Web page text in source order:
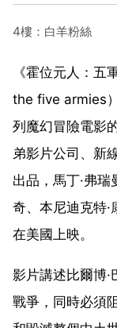
4樓：白羊粉絲
《霍位元人：
the five armies
列魔幻冒險電影
弟影片公司、新
出品，馬丁·弗瑞
奇、本尼迪克特
在美國上映。
影片講述比爾博
戰爭，同時必須